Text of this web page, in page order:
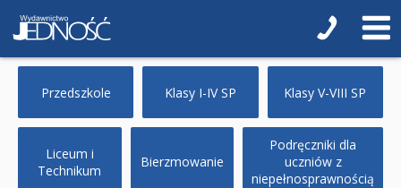
5-latki
Szkoła podstawowa 1-4
Klasa 1
Klasa 2
Przedszkole Klasy I-IV SP Klasy V-VIII SP
Liceum i
Technikum
Bierzmowanie
Podręczniki dla
uczniów z
niepełnosprawnością